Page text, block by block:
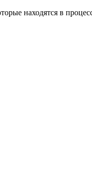
находятся в